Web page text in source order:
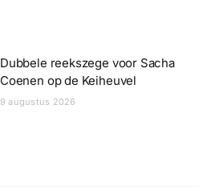
Dubbele reekszege voor Sacha
Coenen op de Keiheuvel
9 augustus 2026